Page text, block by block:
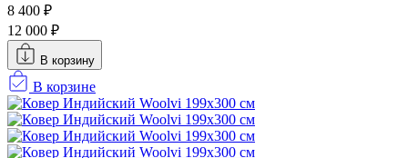
8 400 ₽
12 000 ₽
В корзину
В корзине